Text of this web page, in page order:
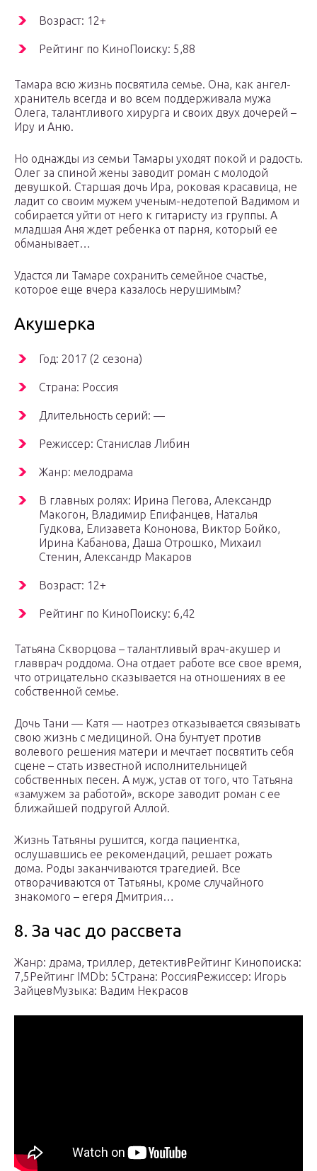
Возраст: 12+
Рейтинг по КиноПоиску: 5,88
Тамара всю жизнь посвятила семье. Она, как ангел-
хранитель всегда и во всем поддерживала мужа
Олега, талантливого хирурга и своих двух дочерей –
Иру и Аню.
Но однажды из семьи Тамары уходят покой и радость.
Олег за спиной жены заводит роман с молодой
девушкой. Старшая дочь Ира, роковая красавица, не
ладит со своим мужем ученым-недотепой Вадимом и
собирается уйти от него к гитаристу из группы. А
младшая Аня ждет ребенка от парня, который ее
обманывает…
Удастся ли Тамаре сохранить семейное счастье,
которое еще вчера казалось нерушимым?
Акушерка
Год: 2017 (2 сезона)
Страна: Россия
Длительность серий: —
Режиссер: Станислав Либин
Жанр: мелодрама
В главных ролях: Ирина Пегова, Александр
Макогон, Владимир Епифанцев, Наталья
Гудкова, Елизавета Кононова, Виктор Бойко,
Ирина Кабанова, Даша Отрошко, Михаил
Стенин, Александр Макаров
Возраст: 12+
Рейтинг по КиноПоиску: 6,42
Татьяна Скворцова – талантливый врач-акушер и
главврач роддома. Она отдает работе все свое время,
что отрицательно сказывается на отношениях в ее
собственной семье.
Дочь Тани — Катя — наотрез отказывается связывать
свою жизнь с медициной. Она бунтует против
волевого решения матери и мечтает посвятить себя
сцене – стать известной исполнительницей
собственных песен. А муж, устав от того, что Татьяна
«замужем за работой», вскоре заводит роман с ее
ближайшей подругой Аллой.
Жизнь Татьяны рушится, когда пациентка,
ослушавшись ее рекомендаций, решает рожать
дома. Роды заканчиваются трагедией. Все
отворачиваются от Татьяны, кроме случайного
знакомого – егеря Дмитрия…
8. За час до рассвета
Жанр: драма, триллер, детективРейтинг Кинопоиска:
7,5Рейтинг IMDb: 5Страна: РоссияРежиссер: Игорь
ЗайцевМузыка: Вадим Некрасов